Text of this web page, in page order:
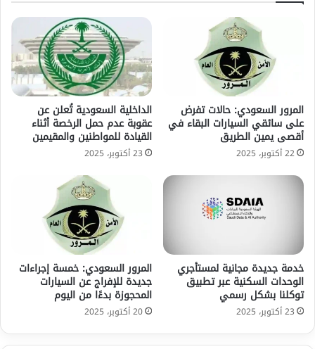
المرور السعودي: حالات تفرض
على سائقي السيارات البقاء في
أقصى يمين الطريق
22 أكتوبر، 2025
الداخلية السعودية تُعلن عن
عقوبة عدم حمل الرخصة أثناء
القيادة للمواطنين والمقيمين
23 أكتوبر، 2025
خدمة جديدة مجانية لمستأجري
الوحدات السكنية عبر تطبيق
توكلنا بشكل رسمي
23 أكتوبر، 2025
المرور السعودي: خمسة إجراءات
جديدة للإفراج عن السيارات
المحجوزة بدءًا من اليوم
20 أكتوبر، 2025